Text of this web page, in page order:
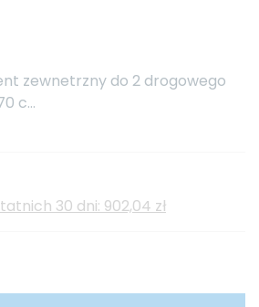
zewnetrzny do 2 drogowego
c...
30 dni: 902,04 zł